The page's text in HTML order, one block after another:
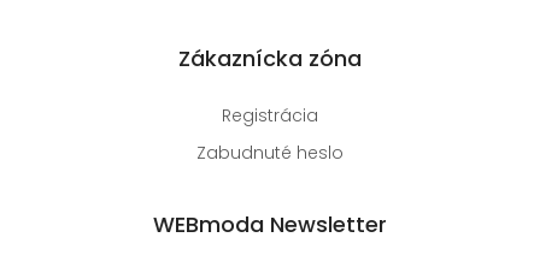
Zákaznícka zóna
Registrácia
Zabudnuté heslo
WEBmoda Newsletter